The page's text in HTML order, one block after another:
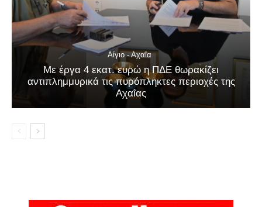
Αίγιο - Αχαΐα
Με έργα 4 εκατ. ευρώ η ΠΔΕ θωρακίζει
αντιπλημμυρικά τις πυρόπληκτες περιοχές της
Αχαΐας